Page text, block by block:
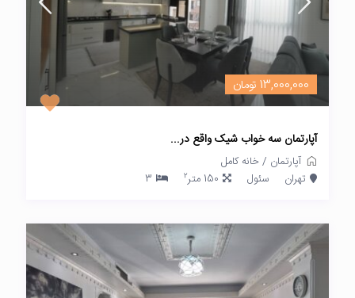
13,000,000 تومان
آپارتمان سه خواب شیک واقع در...
آپارتمان /خانه کامل
تهران
سئول 150 متر 2
3